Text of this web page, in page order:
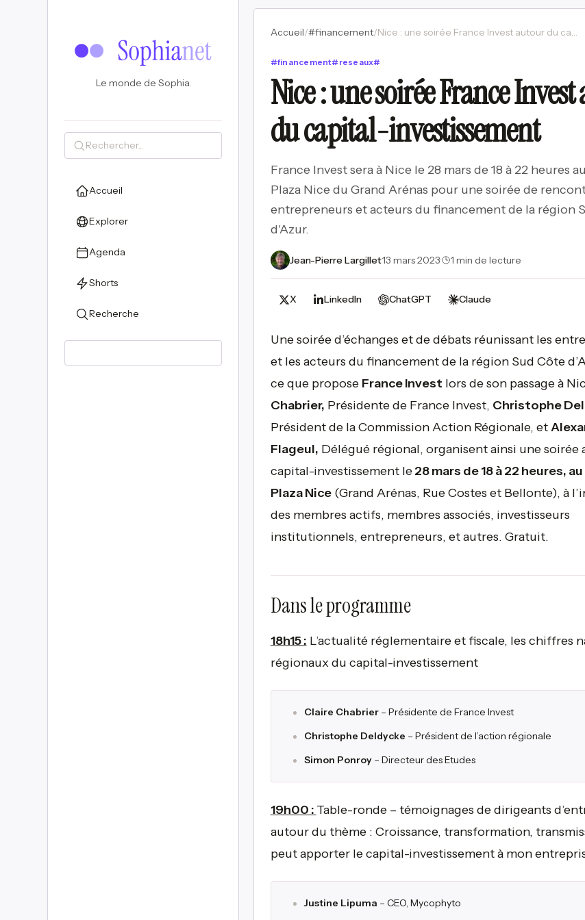
Le monde de Sophia.
Accueil
Explorer
Agenda
Shorts
Recherche
Accueil/#financement/ Nice : une soirée France Invest autour du capital-investissement
#financement# reseaux#
Nice : une soirée France
du capital-investissement
France Invest sera à Nice le 28 mars de 18 à 22 heures
Plaza Nice du Grand Arénas pour une soirée de
entrepreneurs et acteurs du financement de la région
d'Azur.
Jean-Pierre Largillet·13 mars 2023· 1 min de lecture
X LinkedIn ChatGPT Claude
Une soirée d’échanges et de débats réunissant les
et les acteurs du financement de la région Sud Côte
ce que propose France Invest lors de son passage à
Chabrier, Présidente de France Invest, Christophe
Président de la Commission Action Régionale, et
Flageul, Délégué régional, organisent ainsi une soirée
capital-investissement le28 mars de 18 à 22 heures,
Plaza Nice(Grand Arénas, Rue Costes et Bellonte), à
des membres actifs, membres associés, investisseurs
institutionnels, entrepreneurs, et autres. Gratuit.
Dans le programme
18h15 : L’actualité réglementaire et fiscale, les chiffres
régionaux du capital-investissement
Claire Chabrier– Présidente de France Invest
Christophe Deldycke – Président de l’action régionale
Simon Ponroy– Directeur des Etudes
19h00 : Table-ronde – témoignages de dirigeants
autour du thème : Croissance, transformation,
peut apporter le capital-investissement à mon
Justine Lipuma – CEO, Mycophyto